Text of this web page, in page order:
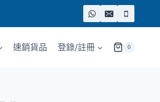
速銷貨品 登錄/註冊 0